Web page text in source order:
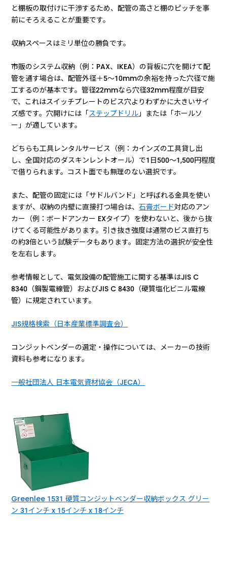
と棚板の取付けに干渉するため、配管の高さと棚のピッチを事
前にそろえることが重要です。
収納スペースはミリ単位の勝負です。
市販のシステム収納（例：PAX、IKEA）の背板に穴を開けて配
管を通す場合は、配管外径＋5〜10mmの余裕を持った穴径で施
工するのが基本です。管径22mmなら穴径32mm程度が目安
で、これはスイッチプレートのビス穴よりわずかに大きいサイ
ズ感です。穴開けには「ステップドリル 」または「ホールソ
ー」が適しています。
どちらも工具レンタルサービス（例：カインズの工具貸し出
し、全国対応のダスキンレントオール）で1日500〜1,500円程度
で借りられます。コスト面でも無理のない選択です。
また、配管の固定には「サドルバンド」と呼ばれる金具を使い
ますが、収納の内壁に直接打つ場合は、石膏ボード対応のアン
カー（例：ボードアンカー EXタイプ）を使わないと、後から抜
けてくる可能性があります。引き抜き強度は通常のビス直打ち
の約3倍という試験データもあります。固定方法の選択が安全性
を左右します。
参考情報として、電気設備の配管施工に関する基準はJIS C
8340（鋼製電線管）およびJIS C 8430（硬質塩化ビニル電線
管）に規定されています。
JIS規格検索（日本産業標準調査会）
コンジットベンダーの選定・操作については、メーカーの技術
資料も参考になります。
一般社団法人 日本電気資材協会（JECA）
Greenlee 1531 硬質コンジットベンダー収納ボックス グリー
ン 31インチ x 15インチ x 18インチ